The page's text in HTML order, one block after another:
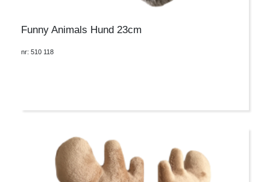
Funny Animals Hund 23cm
nr: 510 118